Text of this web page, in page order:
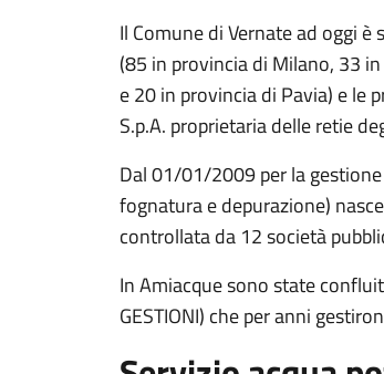
Il Comune di Vernate ad oggi
(85 in provincia di Milano, 33
e 20 in provincia di Pavia) e le
S.p.A. proprietaria delle retie
Dal 01/01/2009 per la
fognatura e depurazione)
controllata da 12 società
In Amiacque sono state
GESTIONI) che per anni